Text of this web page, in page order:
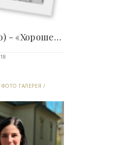
Теннис встал (видео) - «Хорошее настроение»..
18
ФОТО ГАЛЕРЕЯ /